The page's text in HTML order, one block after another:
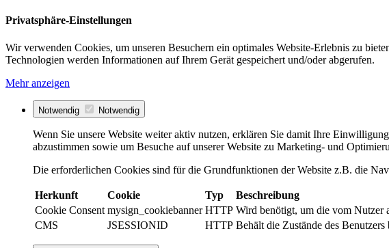
Privatsphäre-Einstellungen
Wir verwenden Cookies, um unseren Besuchern ein optimales Website-Erlebnis zu
Technologien werden Informationen auf Ihrem Gerät gespeichert und/oder abgerufen.
Mehr anzeigen
Notwendig Notwendig
Wenn Sie unsere Website weiter aktiv nutzen, erklären Sie damit Ihre
abzustimmen sowie um Besuche auf unserer Website zu Marketing- und
Die erforderlichen Cookies sind für die Grundfunktionen der Website z.B. die
Herkunft Cookie Typ Beschreibung
Cookie Consent mysign_cookiebanner HTTP Wird benötigt, um die vom Nutzer
CMS
JSESSIONID HTTP Behält die Zustände des